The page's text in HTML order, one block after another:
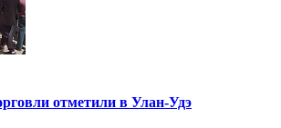
отметили в Улан-Удэ